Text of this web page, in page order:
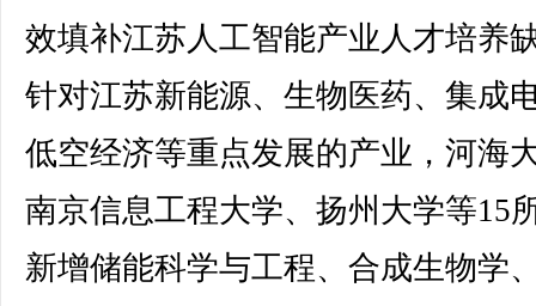
效填补江苏人工智能产业人才培养
针对江苏新能源、生物医药、集成
低空经济等重点发展的产业，河海
南京信息工程大学、扬州大学等15
新增储能科学与工程、合成生物学